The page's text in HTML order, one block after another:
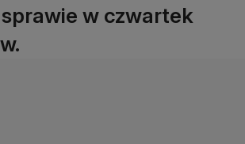
w czwartek